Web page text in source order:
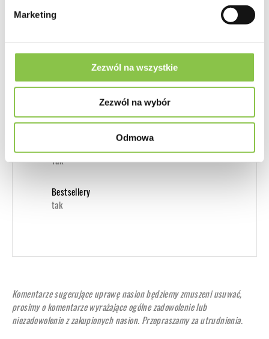
Marketing
Zezwól na wszystkie
Zezwól na wybór
Odmowa
Odmiana o podwyższonej zawartości CBD
Dla początkujących
Tak
Tak
Bestsellery
tak
Komentarze sugerujące uprawę nasion będziemy zmuszeni usuwać,
prosimy o komentarze wyrażające ogólne zadowolenie lub
niezadowolenie z zakupionych nasion. Przepraszamy za utrudnienia.